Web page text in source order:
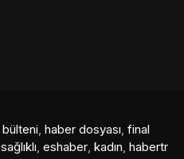
, haber dosyası, final
sağlıklı, eshaber, kadın, habertr